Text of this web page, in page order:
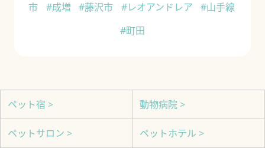
市
#成増 #藤沢市 #レオアンドレア
#山手線
#町田
ペット宿 > 動物病院 >
ペットサロン > ペットホテル >